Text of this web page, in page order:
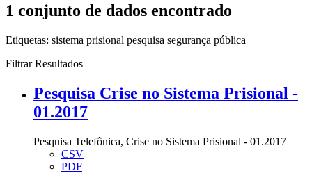
1 conjunto de dados encontrado
Etiquetas: sistema prisional pesquisa segurança pública
Filtrar Resultados
Pesquisa Crise no Sistema Prisional -
01.2017
Pesquisa Telefônica, Crise no Sistema Prisional - 01.2017
CSV
PDF